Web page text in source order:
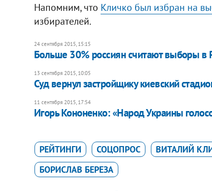
Напомним, что Кличко был избран на
избирателей.
24 сентября 2015, 15:15
Больше 30% россиян считают выборы в
13 сентября 2015, 10:05
Суд вернул застройщику киевский
11 сентября 2015, 17:54
Игорь Кононенко: «Народ Украины
РЕЙТИНГИ СОЦОПРОС ВИТАЛИЙ
БОРИСЛАВ БЕРЕЗА